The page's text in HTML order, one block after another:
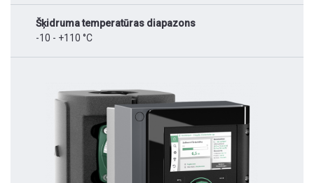
Šķidruma temperatūras diapazons
-10 - +110 °C